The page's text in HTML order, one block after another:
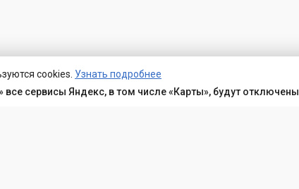
cookies. Узнать подробнее
сервисы Яндекс, в том числе «Карты», будут отключены